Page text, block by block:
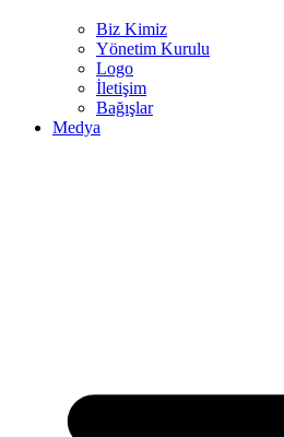
Biz Kimiz
Yönetim Kurulu
Logo
İletişim
Bağışlar
Medya